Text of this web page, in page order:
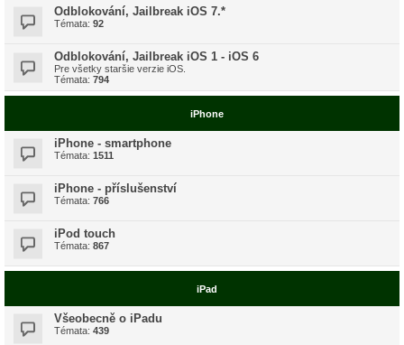
Odblokování, Jailbreak iOS 7.*
Témata: 92
Odblokování, Jailbreak iOS 1 - iOS 6
Pre všetky staršie verzie iOS.
Témata: 794
iPhone
iPhone - smartphone
Témata: 1511
iPhone - příslušenství
Témata: 766
iPod touch
Témata: 867
iPad
Všeobecně o iPadu
Témata: 439